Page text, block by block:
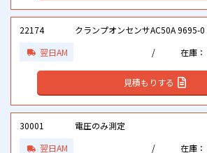
22174
クランプオンセンサAC50A 9695-0
翌日AM
見積もりする
30001
電圧のみ測定
翌日AM